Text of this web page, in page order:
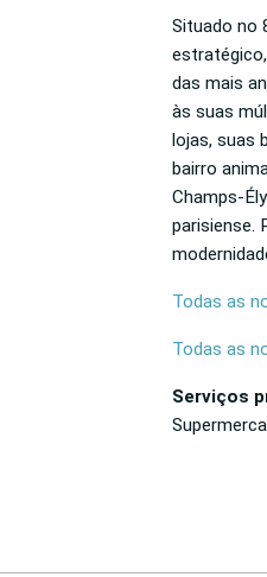
Situado no
das mais
às suas
lojas, suas
bairro
Champs-
parisiense.
Todas as
Todas as
Serviços